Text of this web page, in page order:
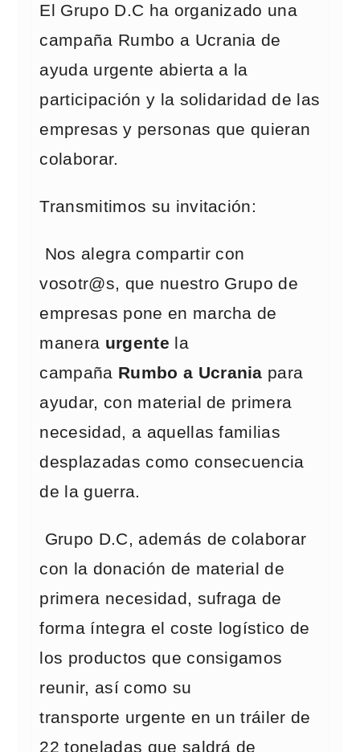
El Grupo D.C ha organizado una
campaña Rumbo a Ucrania de
ayuda urgente abierta a la
participación y la solidaridad de las
empresas y personas que quieran
colaborar.
Transmitimos su invitación:
Nos alegra compartir con
vosotr@s, que nuestro Grupo de
empresas pone en marcha de
manera urgente la
campaña Rumbo a Ucrania para
ayudar, con material de primera
necesidad, a aquellas familias
desplazadas como consecuencia
de la guerra.
Grupo D.C, además de colaborar
con la donación de material de
primera necesidad, sufraga de
forma íntegra el coste logístico de
los productos que consigamos
reunir, así como su
transporte urgente en un tráiler de
22 toneladas que saldrá de